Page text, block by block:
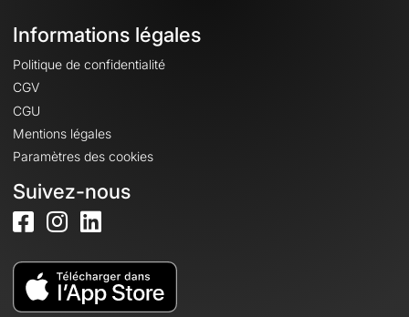
Informations légales
Politique de confidentialité
CGV
CGU
Mentions légales
Paramètres des cookies
Suivez-nous